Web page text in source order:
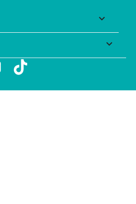


Instagram